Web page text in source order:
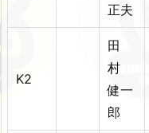
正夫
K2
田
村
健一
郎